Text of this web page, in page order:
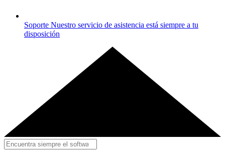
Soporte Nuestro servicio de asistencia está siempre a tu
disposición